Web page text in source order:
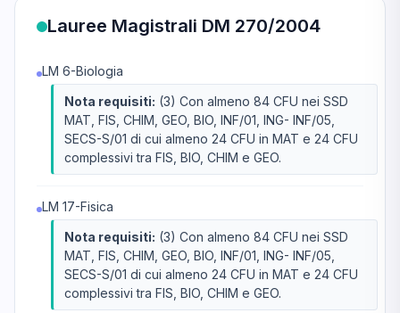
Lauree Magistrali DM 270/2004
LM 6-Biologia
Nota requisiti: (3) Con almeno 84 CFU nei SSD
MAT, FIS, CHIM, GEO, BIO, INF/01, ING- INF/05,
SECS-S/01 di cui almeno 24 CFU in MAT e 24 CFU
complessivi tra FIS, BIO, CHIM e GEO.
LM 17-Fisica
Nota requisiti: (3) Con almeno 84 CFU nei SSD
MAT, FIS, CHIM, GEO, BIO, INF/01, ING- INF/05,
SECS-S/01 di cui almeno 24 CFU in MAT e 24 CFU
complessivi tra FIS, BIO, CHIM e GEO.